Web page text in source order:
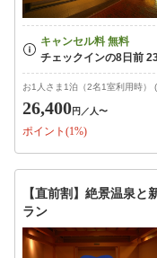
お1人さま1泊（2名1室利用時）
26,400円 ／人〜
ポイント(1%)
【直前割】絶景温泉
ラン